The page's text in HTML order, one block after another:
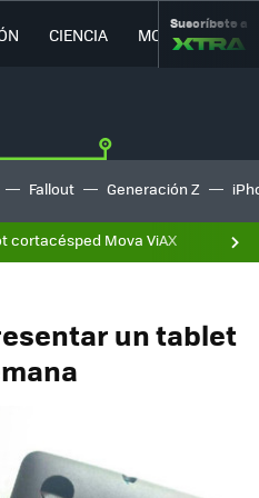
CIENCIA MOVILIDAD
Suscríbete a
Fallout Generación Z
cortacésped Mova ViAX
un tablet